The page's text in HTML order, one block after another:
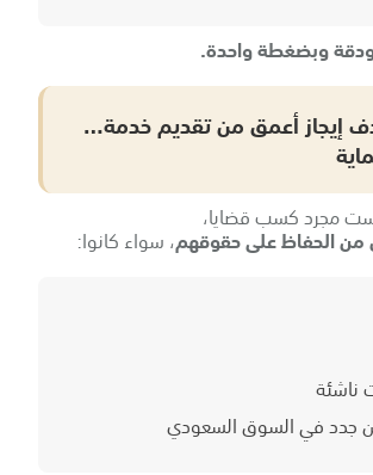
وبضغطة واحدة.
إيجاز أعمق من تقديم خدمة…
مجرد كسب قضايا،
من الحفاظ على حقوقهم، سواء كانوا:
جدد في السوق السعودي